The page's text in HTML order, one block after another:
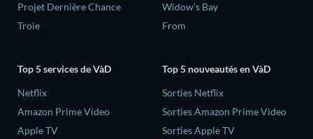
Projet Dernière Chance
Troie
Widow’s Bay
From
Top 5 services de VàD
Netflix
Amazon Prime Video
Apple TV
Top 5 nouveautés en VàD
Sorties Netflix
Sorties Amazon Prime Video
Sorties Apple TV